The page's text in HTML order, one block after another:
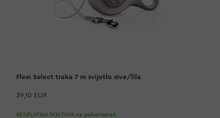
Flexi Select traka 7 m svijetlo siva/lila
39,10 EUR
BESPLATNA DOSTAVA na paketomat.